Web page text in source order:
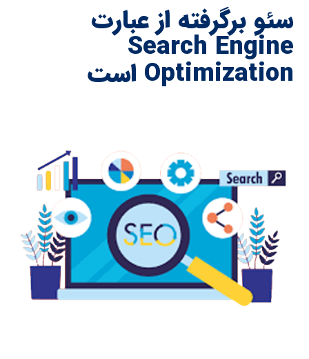
سئو برگرفته از عبارت
Search Engine
Optimization است